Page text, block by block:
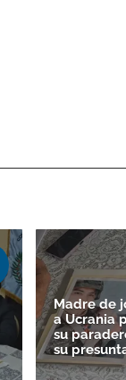
Madre de
a Ucrania
su
su